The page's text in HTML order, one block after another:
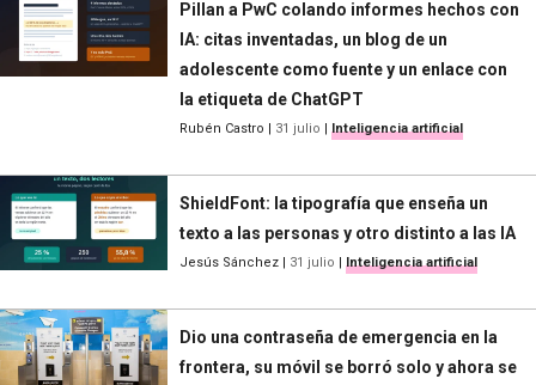
Pillan a PwC colando informes hechos con
IA: citas inventadas, un blog de un
adolescente como fuente y un enlace con
la etiqueta de ChatGPT
Rubén Castro | 31 julio | Inteligencia artificial
ShieldFont: la tipografía que enseña un
texto a las personas y otro distinto a las IA
Jesús Sánchez | 31 julio | Inteligencia artificial
Dio una contraseña de emergencia en la
frontera, su móvil se borró solo y ahora se